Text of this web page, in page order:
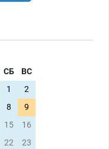
СБ
ВС
1
2
8
9
15
16
22
23